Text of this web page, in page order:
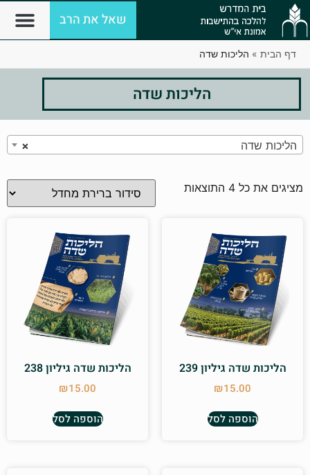
שאל את הרב
דף הבית » הליכות שדה
הליכות שדה
× הליכות שדה
מציגים את כל ⁦4⁩ התוצאות
הליכות שדה גיליון 239
₪15.00
הוספה לסל
הליכות שדה גיליון 238
₪15.00
הוספה לסל